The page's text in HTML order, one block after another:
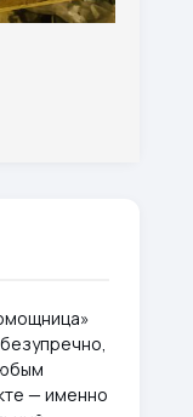
— именно